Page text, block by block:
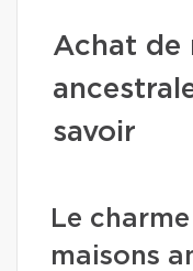
Achat de
savoir
Le
maisons